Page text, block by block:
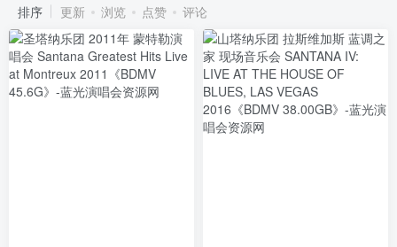
排序 更新 浏览 点赞 评论